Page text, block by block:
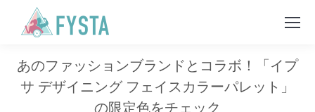
あのファッションブランドとコラボ！「イプ
サ デザイニング フェイスカラーパレット」
の限定色をチェック